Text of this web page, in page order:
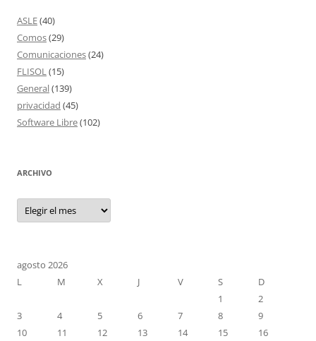
ASLE(40)
Comos(29)
Comunicaciones(24)
FLISOL(15)
General(139)
privacidad (45)
Software Libre(102)
ARCHIVO
Archivo
agosto 2026
L
M X J V S
D
1
2
3
4 5 6 7 8
9
10
11 12 13 14 15 16